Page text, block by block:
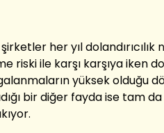
her yıl
riski ile karşı karşıya iken
yüksek olduğu
bir diğer fayda ise tam